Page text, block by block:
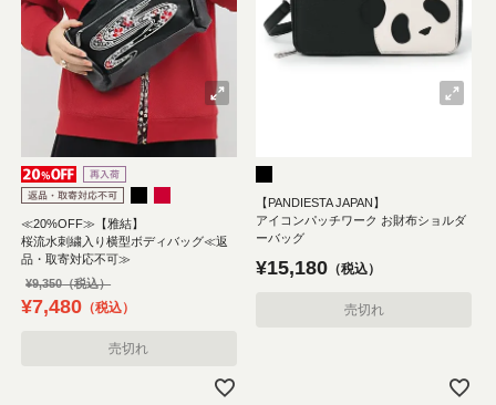
≪20%OFF≫【雅結】
桜流水刺繍入り横型ボディバッグ≪返
品・取寄対応不可≫
¥9,350
¥7,480 税込
売切れ
【PANDIESTA JAPAN】
アイコンパッチワーク お財布ショルダ
ーバッグ
¥15,180 税込
売切れ